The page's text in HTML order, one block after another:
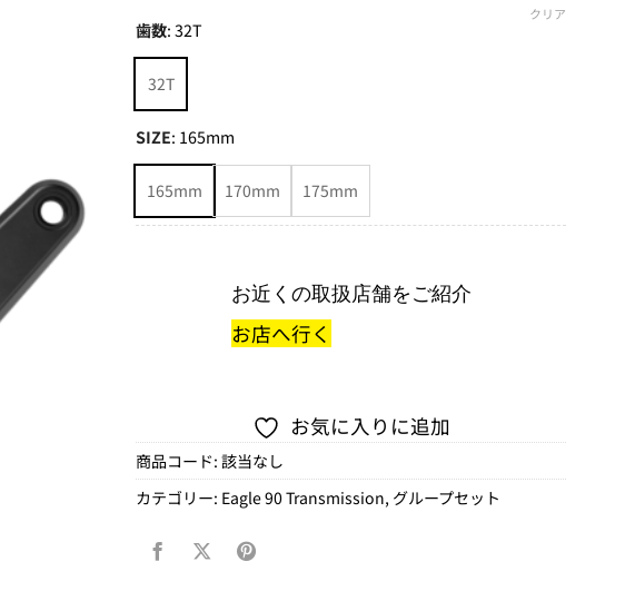
歯数:32T
32T
SIZE: 165mm
165mm 170mm 175mm
クリア
お近くの取扱店舗をご紹介
お店へ行く
お気に入りに追加
商品コード:該当なし
カテゴリー: Eagle 90 Transmission, グループセット